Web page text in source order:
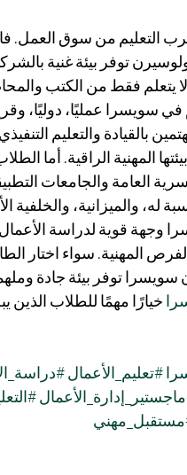
التعليم من سوق العمل.
توفر بيئة غنية
يتعلم فقط من الكتب
في سويسرا عمليًا، دوليًا،
بالقيادة والتعليم
المهنية الراقية. أما
العامة والجامعات
له، والميزانية، والخلفية
وجهة قوية لدراسة الأعمال
والفرص المهنية. سواء اختار
توفر بيئة جادة
خيارًا مهمًا للطلاب
#تعليم_الأعمال